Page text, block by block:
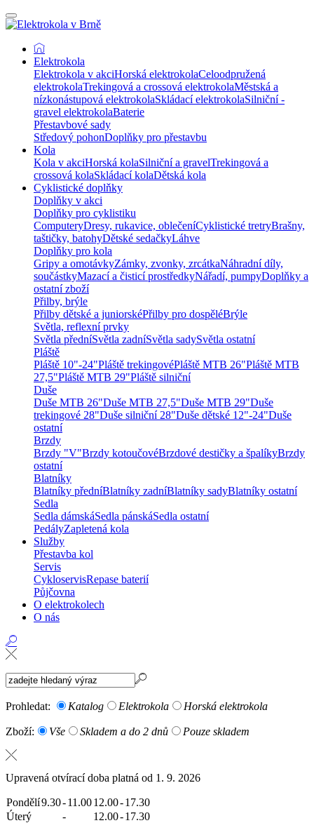
Elektrokola
Elektrokola v akciHorská elektrokolaCeloodpružená
elektrokolaTrekingová a crossová elektrokolaMěstská a
nízkonástupová elektrokolaSkládací elektrokolaSilniční -
gravel elektrokolaBaterie
Přestavbové sady
Středový pohonDoplňky pro přestavbu
Kola
Kola v akciHorská kolaSilniční a gravelTrekingová a
crossová kolaSkládací kolaDětská kola
Cyklistické doplňky
Doplňky v akci
Doplňky pro cyklistiku
ComputeryDresy, rukavice, oblečeníCyklistické tretryBrašny,
taštičky, batohyDětské sedačkyLáhve
Doplňky pro kola
Gripy a omotávkyZámky, zvonky, zrcátkaNáhradní díly,
součástkyMazací a čisticí prostředkyNářadí, pumpyDoplňky a
ostatní zboží
Přilby, brýle
Přilby dětské a juniorskéPřilby pro dospěléBrýle
Světla, reflexní prvky
Světla předníSvětla zadníSvětla sadySvětla ostatní
Pláště
Pláště 10"-24"Pláště trekingovéPláště MTB 26"Pláště MTB
27,5"Pláště MTB 29"Pláště silniční
Duše
Duše MTB 26"Duše MTB 27,5"Duše MTB 29"Duše
trekingové 28"Duše silniční 28"Duše dětské 12"-24"Duše
ostatní
Brzdy
Brzdy "V"Brzdy kotoučovéBrzdové destičky a špalíkyBrzdy
ostatní
Blatníky
Blatníky předníBlatníky zadníBlatníky sadyBlatníky ostatní
Sedla
Sedla dámskáSedla pánskáSedla ostatní
PedályZapletená kola
Služby
Přestavba kol
Servis
CykloservisRepase baterií
Půjčovna
O elektrokolech
O nás
Prohledat: Katalog Elektrokola Horská elektrokola
Zboží: Vše Skladem a do 2 dnů Pouze skladem
Upravená otvírací doba platná od 1. 9. 2026
Pondělí9.30-11.0012.00-17.30
Úterý
- 12.00-17.30